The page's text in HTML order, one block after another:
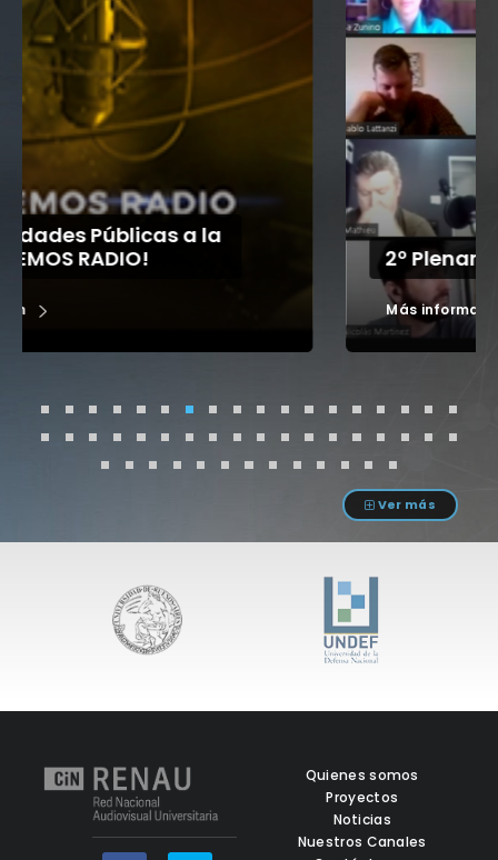
2º Plenario RENAU 2020
Ver más
Quienes somos
Proyectos
Noticias
Nuestros Canales